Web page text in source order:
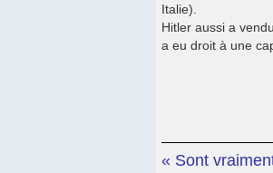
Italie).
Hitler aussi a
a eu droit à une
« Sont